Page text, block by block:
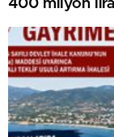
400 milyon